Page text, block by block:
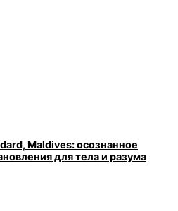
Maldives: осознанное
для тела и разума